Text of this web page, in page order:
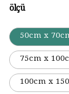
ölçü
50cm x
75cm x
100cm x